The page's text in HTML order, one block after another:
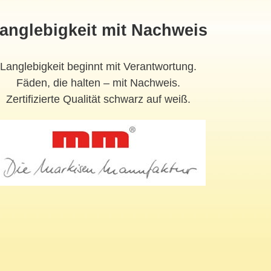
mit Nachweis
Langlebigkeit beginnt mit Verantwortung.
Fäden, die halten – mit Nachweis.
Zertifizierte Qualität schwarz auf weiß.